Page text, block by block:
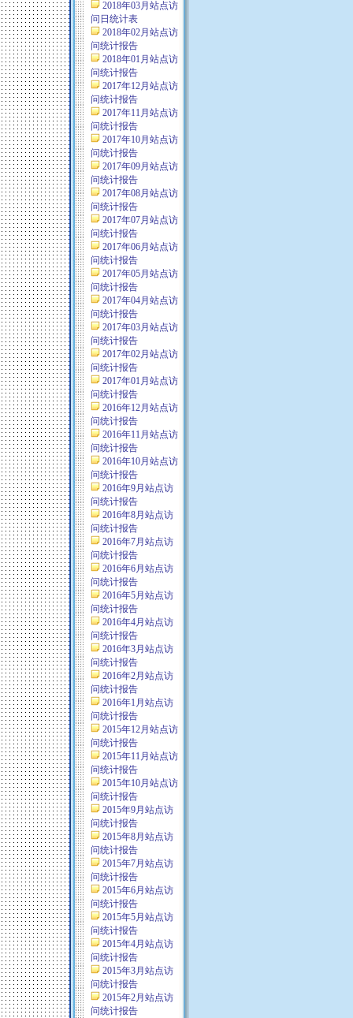
2018年03月站点访
问日统计表
2018年02月站点访
问统计报告
2018年01月站点访
问统计报告
2017年12月站点访
问统计报告
2017年11月站点访
问统计报告
2017年10月站点访
问统计报告
2017年09月站点访
问统计报告
2017年08月站点访
问统计报告
2017年07月站点访
问统计报告
2017年06月站点访
问统计报告
2017年05月站点访
问统计报告
2017年04月站点访
问统计报告
2017年03月站点访
问统计报告
2017年02月站点访
问统计报告
2017年01月站点访
问统计报告
2016年12月站点访
问统计报告
2016年11月站点访
问统计报告
2016年10月站点访
问统计报告
2016年9月站点访
问统计报告
2016年8月站点访
问统计报告
2016年7月站点访
问统计报告
2016年6月站点访
问统计报告
2016年5月站点访
问统计报告
2016年4月站点访
问统计报告
2016年3月站点访
问统计报告
2016年2月站点访
问统计报告
2016年1月站点访
问统计报告
2015年12月站点访
问统计报告
2015年11月站点访
问统计报告
2015年10月站点访
问统计报告
2015年9月站点访
问统计报告
2015年8月站点访
问统计报告
2015年7月站点访
问统计报告
2015年6月站点访
问统计报告
2015年5月站点访
问统计报告
2015年4月站点访
问统计报告
2015年3月站点访
问统计报告
2015年2月站点访
问统计报告